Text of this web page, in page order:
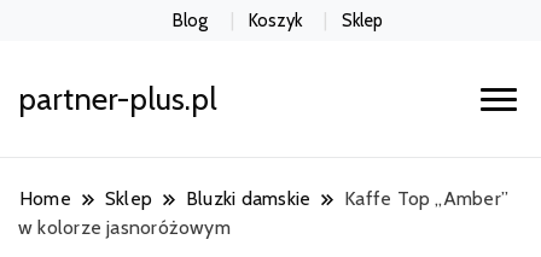
Blog Koszyk Sklep
partner-plus.pl
Home Sklep Bluzki damskie
Kaffe Top „Amber”
w kolorze jasnoróżowym